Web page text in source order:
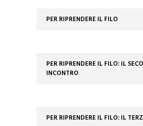
PER RIPRENDERE IL FILO
PER RIPRENDERE IL FILO: IL
INCONTRO
PER RIPRENDERE IL FILO: IL